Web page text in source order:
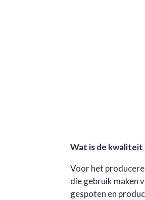
Wat is de kwaliteit
Voor het
die gebruik maken
gespoten en